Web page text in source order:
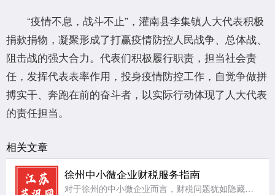
“疫情不息，战斗不止”，灌南县李集镇人大代表积极
捐款捐物，凝聚形成了打赢疫情防控人民战争、总体战、
阻击战的强大合力。代表们积极履行职责，担当社会责
任，发挥代表表率作用，投身疫情防控工作，自觉争做拼
搏实干、奔跑在前的奋斗者，以实际行动体现了人大代表
的责任担当。
相关文章
徐州中小微企业财税服务指南
对于徐州的中小微企业而言，财税问题犹如隐藏在暗处的礁石，随时可能给企业的稳定航行带来阻碍。首先，账务处理方面，许多中小微企业因人力、资金有限，缺乏专业的会计团队，导致账务混乱，账目不清，影响企业对自身